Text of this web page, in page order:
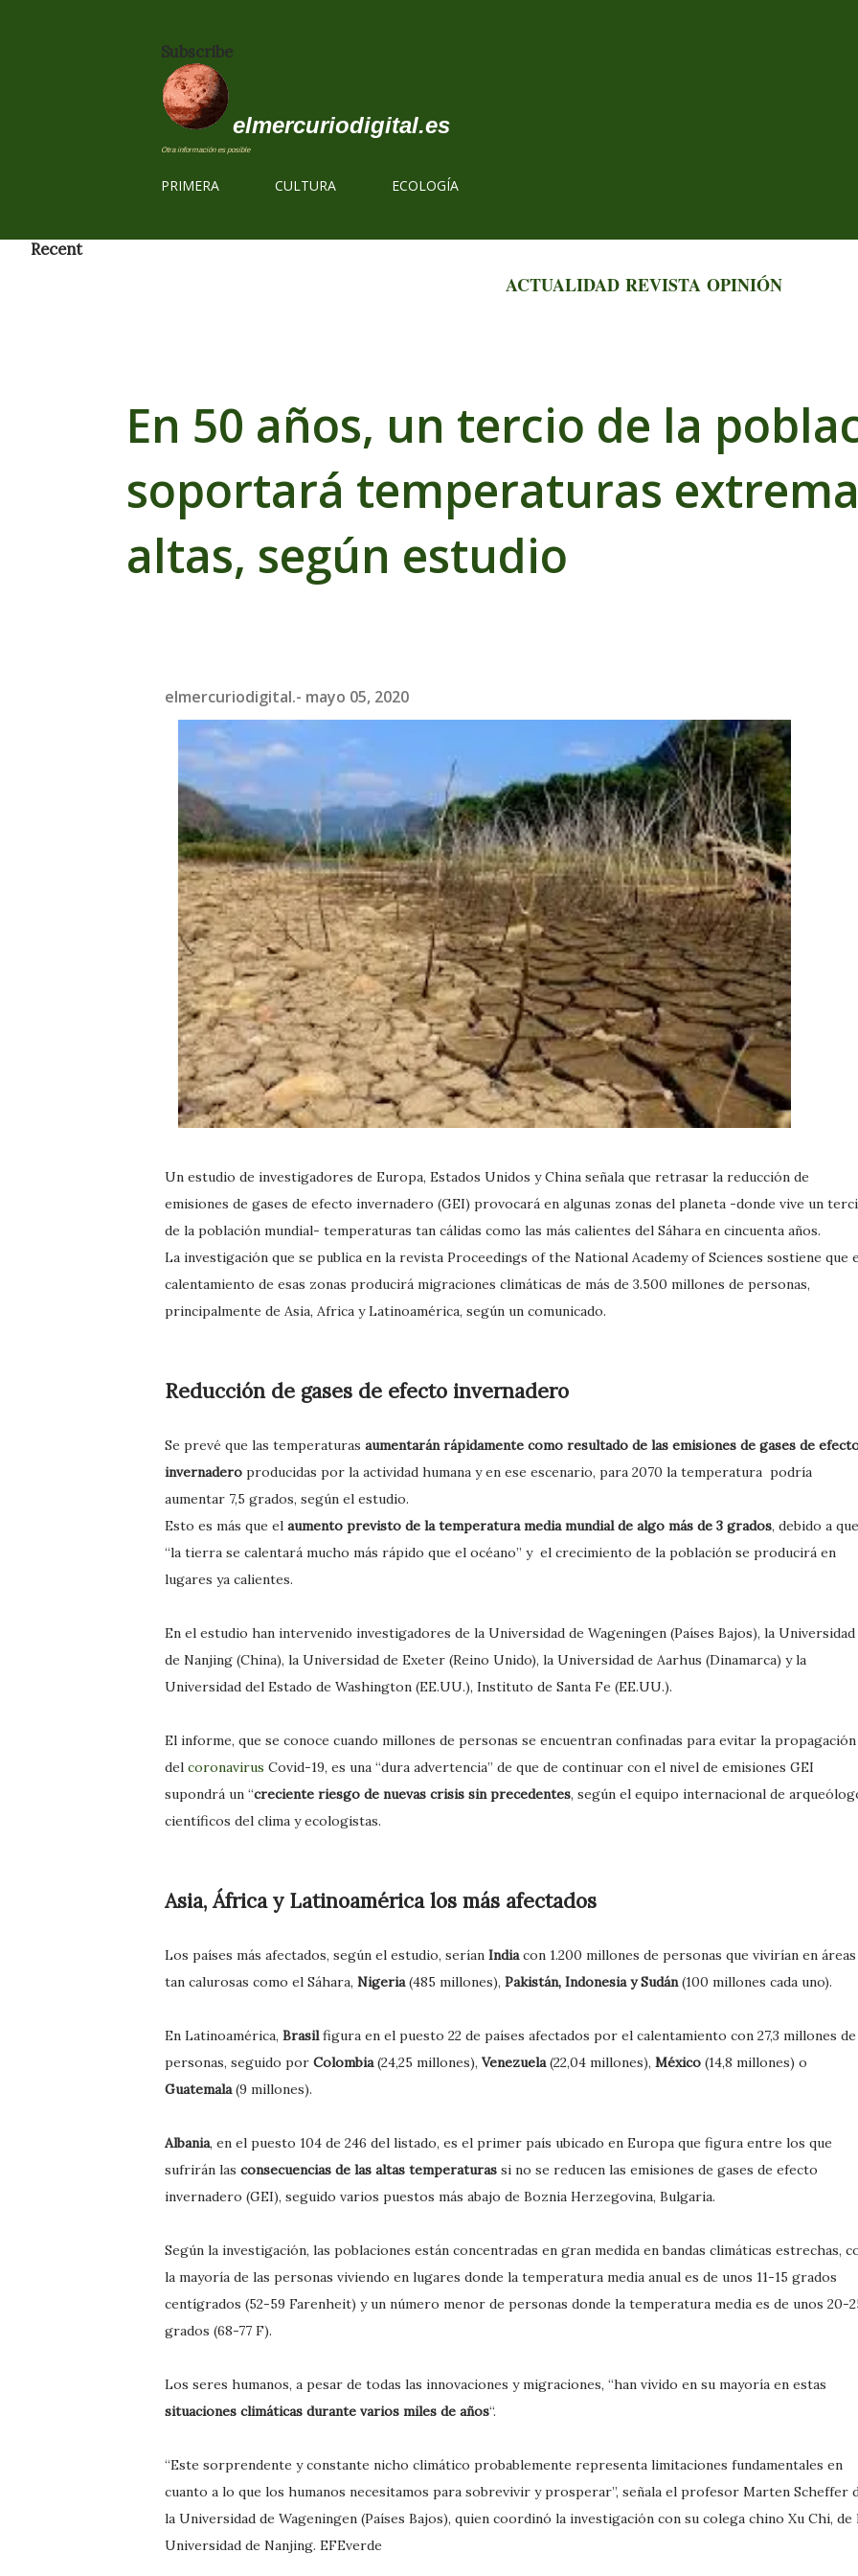
Subscribe
elmercuriodigital.es
Otra información es posible
PRIMERA CULTURA ECOLOGÍA
Recent
ACTUALIDAD REVISTA OPINIÓN
En 50 años, un tercio de la
soportará temperaturas
altas, según estudio
elmercuriodigital.- mayo 05, 2020
Un estudio de investigadores de Europa, Estados Unidos y China señala que retrasar la reducción de
emisiones de gases de efecto invernadero (GEI) provocará en algunas zonas del planeta -donde vive un
de la población mundial- temperaturas tan cálidas como las más calientes del Sáhara en cincuenta años.
La investigación que se publica en la revista Proceedings of the National Academy of Sciences sostiene que
calentamiento de esas zonas producirá migraciones climáticas de más de 3.500 millones de personas,
principalmente de Asia, Africa y Latinoamérica, según un comunicado.
Reducción de gases de efecto invernadero
Se prevé que las temperaturas aumentarán rápidamente como resultado de las emisiones de gases de
invernadero producidas por la actividad humana y en ese escenario, para 2070 la temperatura podría
aumentar 7,5 grados, según el estudio.
Esto es más que el aumento previsto de la temperatura media mundial de algo más de 3 grados, debido a que
“la tierra se calentará mucho más rápido que el océano” y el crecimiento de la población se producirá en
lugares ya calientes.
En el estudio han intervenido investigadores de la Universidad de Wageningen (Países Bajos), la Universidad
de Nanjing (China), la Universidad de Exeter (Reino Unido), la Universidad de Aarhus (Dinamarca) y la
Universidad del Estado de Washington (EE.UU.), Instituto de Santa Fe (EE.UU.).
El informe, que se conoce cuando millones de personas se encuentran confinadas para evitar la propagación
del coronavirus Covid-19, es una “dura advertencia” de que de continuar con el nivel de emisiones GEI
supondrá un “creciente riesgo de nuevas crisis sin precedentes, según el equipo internacional de
científicos del clima y ecologistas.
Asia, África y Latinoamérica los más afectados
Los países más afectados, según el estudio, serían Indiacon 1.200 millones de personas que vivirían en áreas
tan calurosas como el Sáhara, Nigeria(485 millones), Pakistán, Indonesia y Sudán(100 millones cada uno).
En Latinoamérica, Brasilfigura en el puesto 22 de países afectados por el calentamiento con 27,3 millones de
personas, seguido por Colombia(24,25 millones), Venezuela(22,04 millones), México (14,8 millones) o
Guatemala(9 millones).
Albania, en el puesto 104 de 246 del listado, es el primer país ubicado en Europa que figura entre los que
sufrirán las consecuencias de las altas temperaturas si no se reducen las emisiones de gases de efecto
invernadero (GEI), seguido varios puestos más abajo de Boznia Herzegovina, Bulgaria.
Según la investigación, las poblaciones están concentradas en gran medida en bandas climáticas estrechas,
la mayoría de las personas viviendo en lugares donde la temperatura media anual es de unos 11-15 grados
centígrados (52-59 Farenheit) y un número menor de personas donde la temperatura media es de unos 20-
grados (68-77 F).
Los seres humanos, a pesar de todas las innovaciones y migraciones, “han vivido en su mayoría en estas
situaciones climáticas durante varios miles de años“.
“Este sorprendente y constante nicho climático probablemente representa limitaciones fundamentales en
cuanto a lo que los humanos necesitamos para sobrevivir y prosperar”, señala el profesor Marten Scheffer
la Universidad de Wageningen (Países Bajos), quien coordinó la investigación con su colega chino Xu Chi, de
Universidad de Nanjing. EFEverde